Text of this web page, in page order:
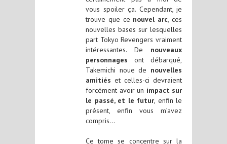
vous spoiler ça. Cependant, je
trouve que ce nouvel arc, ces
nouvelles bases sur lesquelles
part Tokyo Revengers vraiment
intéressantes. De nouveaux
personnages ont débarqué,
Takemichi noue de nouvelles
amitiés et celles-ci devraient
forcément avoir un impact sur
le passé, et le futur, enfin le
présent, enfin vous m’avez
compris…
Ce tome se concentre sur la